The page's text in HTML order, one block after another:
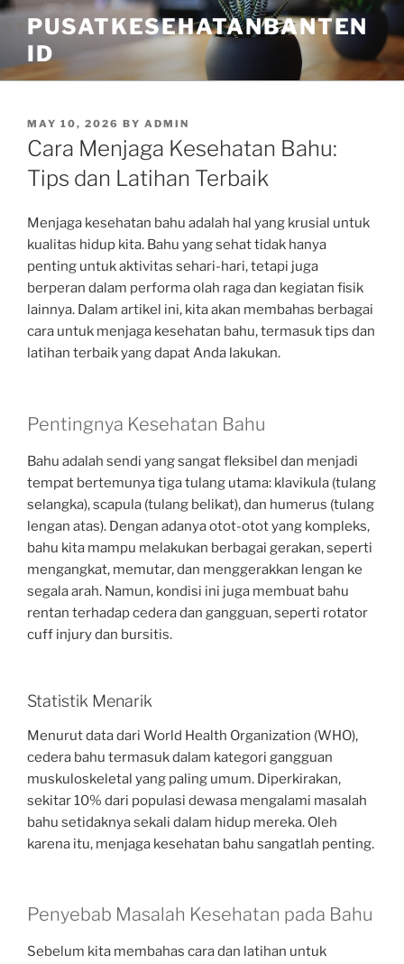
Skip
content
PUSATKESEHATANBANTEN
ID
POSTED
ON
MAY 10, 2026 BY ADMIN
Cara Menjaga Kesehatan Bahu:
Tips dan Latihan Terbaik
Menjaga kesehatan bahu adalah hal yang krusial untuk
kualitas hidup kita. Bahu yang sehat tidak hanya
penting untuk aktivitas sehari-hari, tetapi juga
berperan dalam performa olah raga dan kegiatan fisik
lainnya. Dalam artikel ini, kita akan membahas berbagai
cara untuk menjaga kesehatan bahu, termasuk tips dan
latihan terbaik yang dapat Anda lakukan.
Pentingnya Kesehatan Bahu
Bahu adalah sendi yang sangat fleksibel dan menjadi
tempat bertemunya tiga tulang utama: klavikula (tulang
selangka), scapula (tulang belikat), dan humerus (tulang
lengan atas). Dengan adanya otot-otot yang kompleks,
bahu kita mampu melakukan berbagai gerakan, seperti
mengangkat, memutar, dan menggerakkan lengan ke
segala arah. Namun, kondisi ini juga membuat bahu
rentan terhadap cedera dan gangguan, seperti rotator
cuff injury dan bursitis.
Statistik Menarik
Menurut data dari World Health Organization (WHO),
cedera bahu termasuk dalam kategori gangguan
muskuloskeletal yang paling umum. Diperkirakan,
sekitar 10% dari populasi dewasa mengalami masalah
bahu setidaknya sekali dalam hidup mereka. Oleh
karena itu, menjaga kesehatan bahu sangatlah penting.
Penyebab Masalah Kesehatan pada Bahu
Sebelum kita membahas cara dan latihan untuk